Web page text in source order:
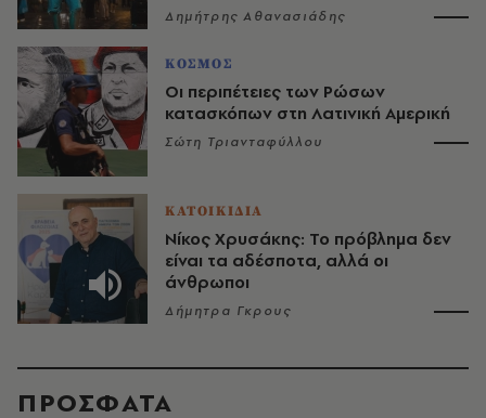
Δημήτρης Αθανασιάδης
ΚΟΣΜΟΣ
Οι περιπέτειες των Ρώσων
κατασκόπων στη Λατινική Αμερική
Σώτη Τριανταφύλλου
ΚΑΤΟΙΚΙΔΙΑ
Νίκος Χρυσάκης: Το πρόβλημα δεν
είναι τα αδέσποτα, αλλά οι
άνθρωποι
Δήμητρα Γκρους
ΠΡΟΣΦΑΤΑ